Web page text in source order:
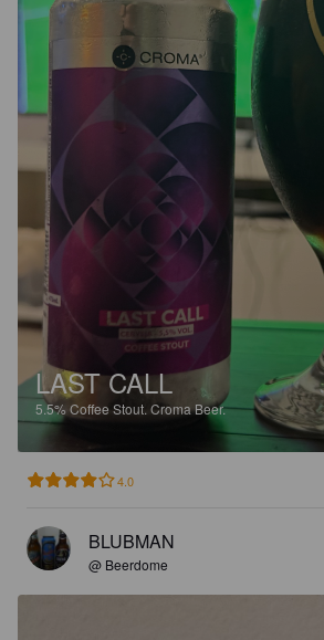
LAST CALL
5.5%Coffee Stout. Croma Beer.
4.0
BLUBMAN
@ Beerdome